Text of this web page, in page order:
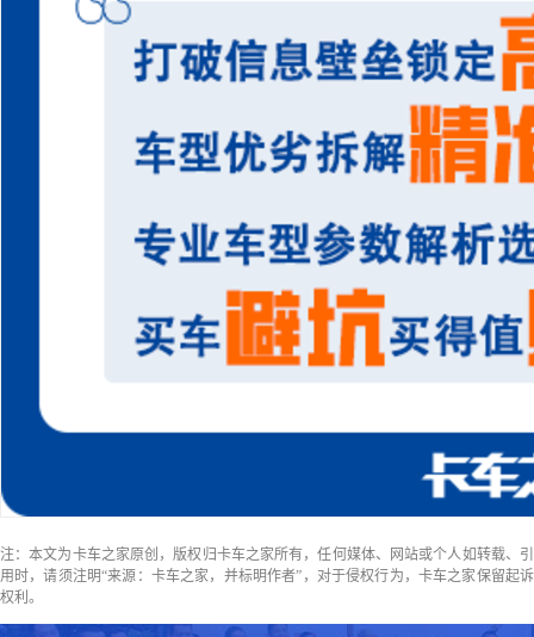
注：本文为卡车之家原创，版权归卡车之家所有，任何媒体、网站或个人如转载、引
用时，请须注明“来源：卡车之家，并标明作者”，对于侵权行为，卡车之家保留起诉
权利。